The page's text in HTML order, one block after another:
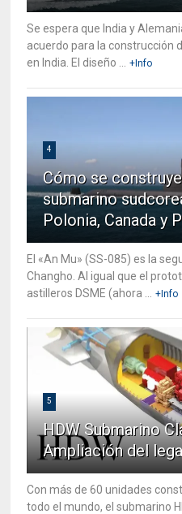
Se espera que India y
acuerdo para la construcción
en India. El diseño ...
+Info
4
Cómo se
submarino
Polonia, Canada y
El «An Mu» (SS-085) es la
Changho. Al igual que el
astilleros DSME (ahora ...
+Info
5
HDW Submarino
Ampliación del
Con más de 60 unidades
todo el mundo, el submarino